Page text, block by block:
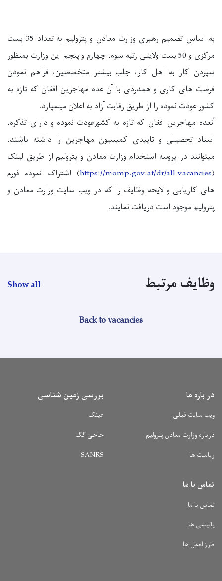
به اساس تصمیم رهبری وزارت معادن و پترولیم به تعداد 35 بست
مرکزی و 50 بست ولایتی رتبه سوم، چهارم و پنجم این وزارت بمنظور
سپردن کار به اهل کار، جلب بیشتر متخصصین، فراهم نمودن
فرصت های کاری و همدردی با آن عده مهاجرین افغان که تازه به
کشور عودت نموده را از طریق رقابت آزاد به اعلان میسپارد.
آنعده مهاجرین افغان که تازه به کشورعودت نموده و دارای تذکره،
اسناد تحصیلی و تاییدی کمیسیون مهاجرین را داشته باشند،
میتوانند در پروسه استخدام وزارت معادن و پترولیم از طریق لینک
(
https://momp.gov.af/dr/all-vacancies) اشتراک نموده فورم
های کاریابی و لایحه وظایف را که در ویب سایت وزارت معادن و
پترولیم موجود است دریافت نمایند.
وظایف مرتبط Show all
Back to vacancies
در باره ما
ویب سایت قبلی
درباره وزارت معادن پترولیم
ریاست ها
بررسی زمین شناسی
عینک
حاجی گگ
SANRS
تماس با ما
تماس با ما
پالیسی ها
طرزالعمل ها